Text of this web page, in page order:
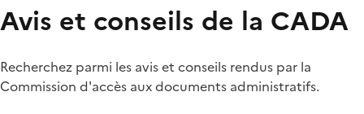
Avis et conseils de la CADA
Recherchez parmi les avis et conseils rendus par la
Commission d'accès aux documents administratifs.